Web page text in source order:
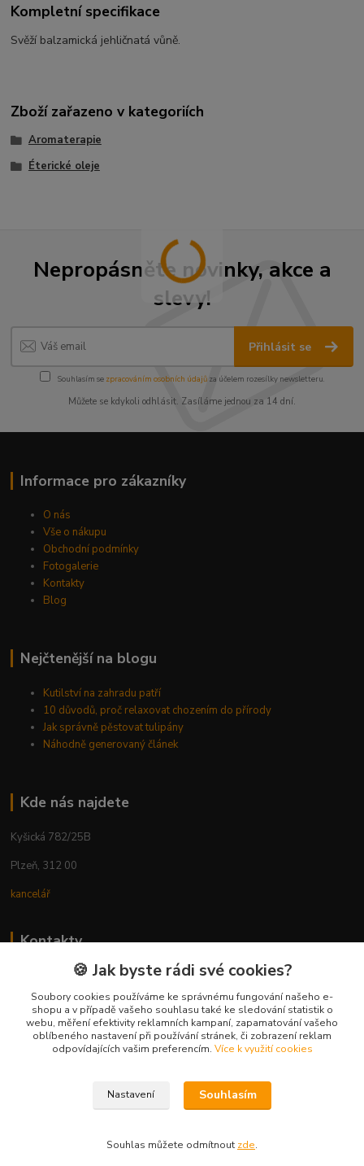
Kompletní specifikace
Svěží balzamická jehličnatá vůně.
Zboží zařazeno v kategoriích
Aromaterapie
Éterické oleje
Nepropásněte novinky, akce a
slevy!
Přihlásit se
Souhlasím se zpracováním osobních údajůza účelem rozesílky newsletteru.
Můžete se kdykoli odhlásit. Zasíláme jednou za 14 dní.
Informace pro zákazníky
O nás
Vše o nákupu
Obchodní podmínky
Fotogalerie
Kontakty
Blog
Nejčtenější na blogu
Kutilství na zahradu patří
10 důvodů, proč relaxovat chozením do přírody
Jak správně pěstovat tulipány
Náhodně generovaný článek
Kde nás najdete
Kyšická 782/25B
Plzeň, 312 00
kancelář
Kontakty
Ing. Michal Vaněk
+420 603 332 100
(Po-Pá, 10-17 hod.)
info@vyhodnynakup.eu
🍪 Jak byste rádi své cookies?
Soubory cookies používáme ke správnému fungování našeho e-
shopu a v případě vašeho souhlasu také ke sledování statistik o
webu, měření efektivity reklamních kampaní, zapamatování vašeho
oblíbeného nastavení při používání stránek, či zobrazení reklam
odpovídajících vašim preferencím. Více k využití cookies
Nastavení Souhlasím
Souhlas můžete odmítnout zde.